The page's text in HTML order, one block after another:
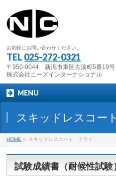
お気軽にお問い合わせください。
TEL 025-272-0321
〒950-0044 新潟市東区古湊町5番19号
株式会社ニーズインターナショナル
MENU
スキッドレスコー
HOME » スキッドレスコート ドライ
試験成績書（耐候性試験